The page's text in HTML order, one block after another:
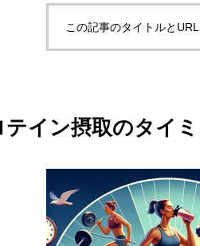
この記事のタイトルと
テイン摂取のタイ